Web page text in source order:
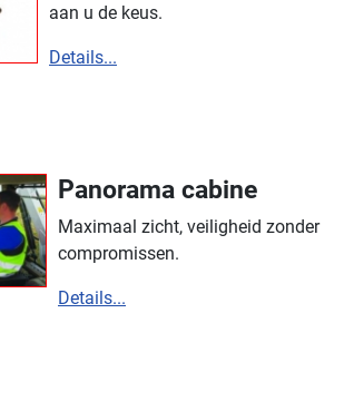
aan u de keus.
Details...
Panorama cabine
Maximaal zicht, veiligheid zonder
compromissen.
Details...